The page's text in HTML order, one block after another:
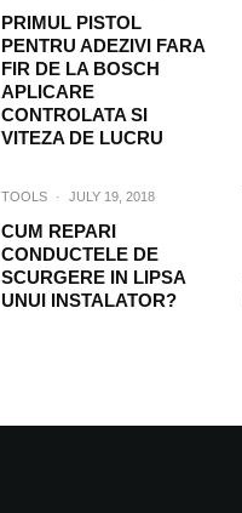
PRIMUL PISTOL
PENTRU ADEZIVI FARA
FIR DE LA BOSCH
APLICARE
CONTROLATA SI
VITEZA DE LUCRU
TOOLS · JULY 19, 2018
CUM REPARI
CONDUCTELE DE
SCURGERE IN LIPSA
UNUI INSTALATOR?